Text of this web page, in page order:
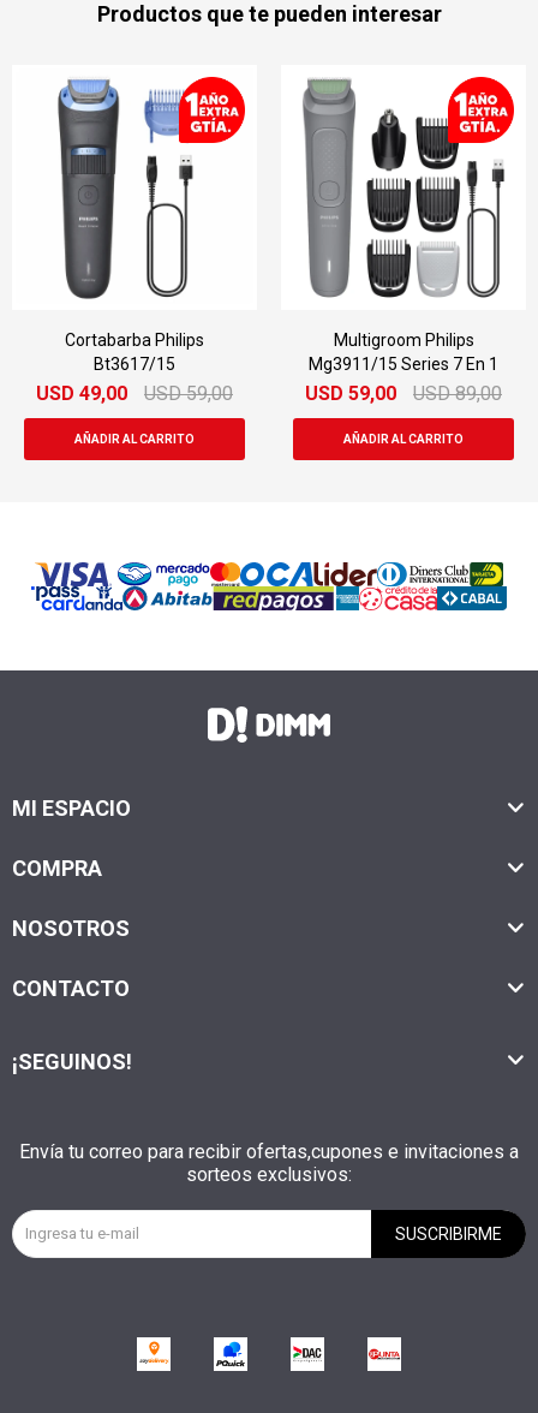
Productos que te pueden interesar
Cortabarba Philips
Bt3617/15
USD 49,00 USD 59,00
Multigroom Philips
Mg3911/15 Series 7 En 1
USD 59,00 USD 89,00
MI ESPACIO
COMPRA
NOSOTROS
CONTACTO
Envía tu correo para recibir ofertas,cupones e invitaciones a
sorteos exclusivos:
SUSCRIBIRME
¡SEGUINOS!